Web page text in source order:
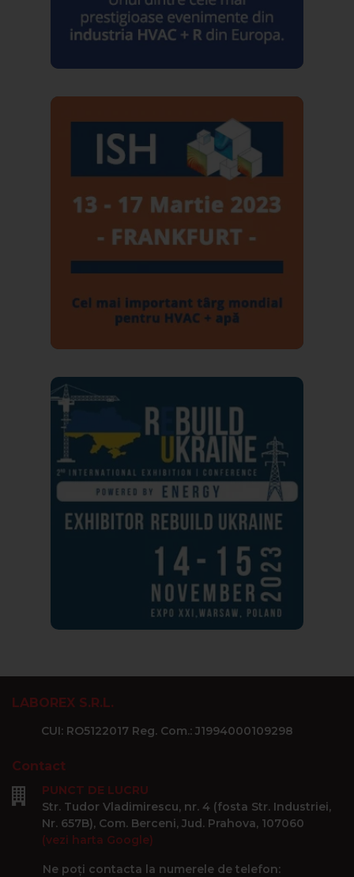
LABOREX S.R.L.
CUI: RO5122017 Reg. Com.: J1994000109298
Contact
PUNCT DE LUCRU
Str. Tudor Vladimirescu, nr. 4 (fosta Str. Industriei,
Nr. 657B), Com. Berceni, Jud. Prahova, 107060
(vezi harta Google)
Ne poți contacta la numerele de telefon: